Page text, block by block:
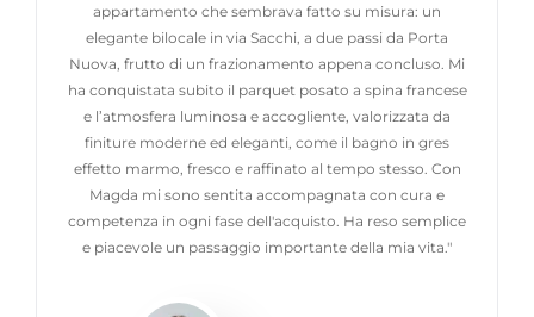
appartamento che sembrava fatto su misura: un
elegante bilocale in via Sacchi, a due passi da Porta
Nuova, frutto di un frazionamento appena concluso. Mi
ha conquistata subito il parquet posato a spina francese
e l’atmosfera luminosa e accogliente, valorizzata da
finiture moderne ed eleganti, come il bagno in gres
effetto marmo, fresco e raffinato al tempo stesso. Con
Magda mi sono sentita accompagnata con cura e
competenza in ogni fase dell'acquisto. Ha reso semplice
e piacevole un passaggio importante della mia vita."